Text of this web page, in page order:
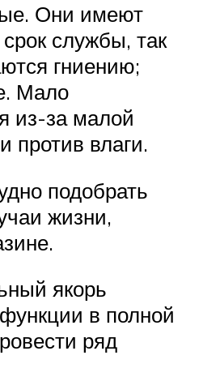
Они имеют
службы, так
гниению;
Мало
из-за малой
против влаги.
подобрать
жизни,
якорь
в полной
ряд